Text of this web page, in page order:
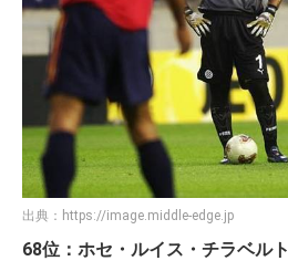
出典： https://image.middle-edge.jp
68位：ホセ・ルイス・チラベルト